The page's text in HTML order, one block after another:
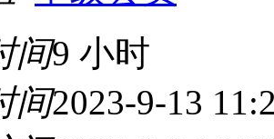
间9 小时
间2023-9-13